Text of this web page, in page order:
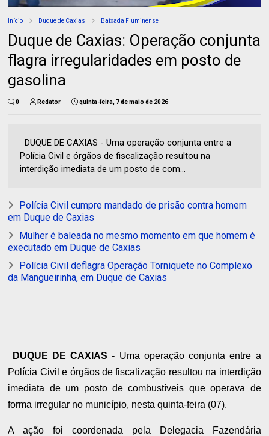
Início Duque de Caxias Baixada Fluminense
Duque de Caxias: Operação conjunta
flagra irregularidades em posto de
gasolina
0 Redator quinta-feira, 7 de maio de 2026
DUQUE DE CAXIAS - Uma operação conjunta entre a
Polícia Civil e órgãos de fiscalização resultou na
interdição imediata de um posto de com...
Polícia Civil cumpre mandado de prisão contra homem
em Duque de Caxias
Mulher é baleada no mesmo momento em que homem é
executado em Duque de Caxias
Polícia Civil deflagra Operação Torniquete no Complexo
da Mangueirinha, em Duque de Caxias
DUQUE DE CAXIAS - Uma operação conjunta entre a
Polícia Civil e órgãos de fiscalização resultou na interdição
imediata de um posto de combustíveis que operava de
forma irregular no município, nesta quinta-feira (07).
A ação foi coordenada pela Delegacia Fazendária